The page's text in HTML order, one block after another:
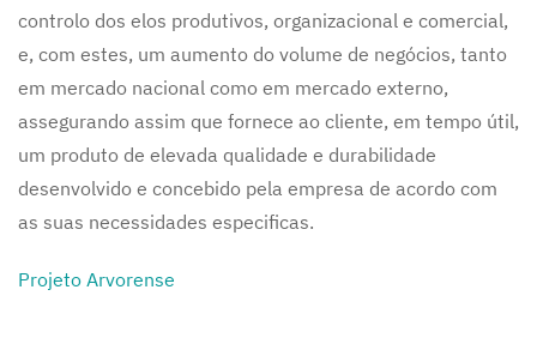
controlo dos elos produtivos, organizacional e comercial,
e, com estes, um aumento do volume de negócios, tanto
em mercado nacional como em mercado externo,
assegurando assim que fornece ao cliente, em tempo útil,
um produto de elevada qualidade e durabilidade
desenvolvido e concebido pela empresa de acordo com
as suas necessidades especificas.
Projeto Arvorense